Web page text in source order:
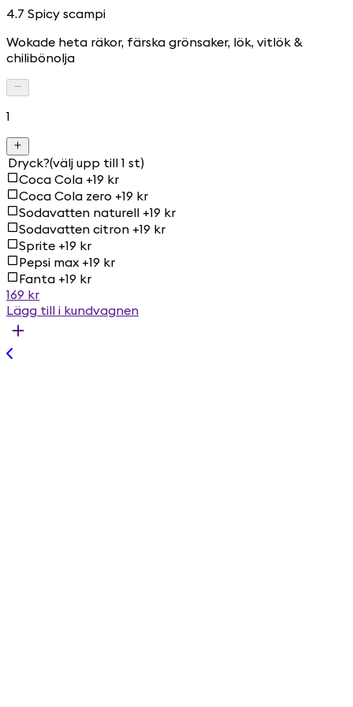
4.7 Spicy scampi
Wokade heta räkor, färska grönsaker, lök, vitlök &
chilibönolja
1
Dryck?(välj upp till 1 st)
Coca Cola +19 kr
Coca Cola zero +19 kr
Sodavatten naturell +19 kr
Sodavatten citron +19 kr
Sprite +19 kr
Pepsi max +19 kr
Fanta +19 kr
169 kr
Lägg till i kundvagnen